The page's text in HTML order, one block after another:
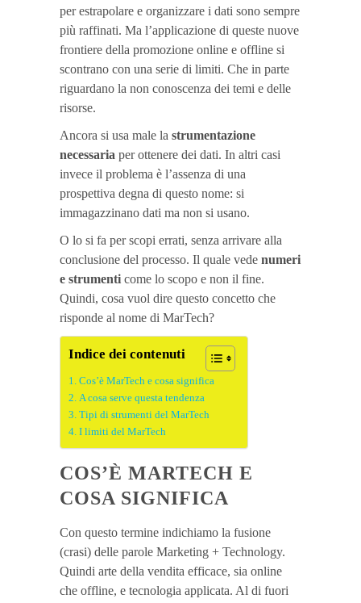
per estrapolare e organizzare i dati sono sempre
più raffinati. Ma l’applicazione di queste nuove
frontiere della promozione online e offline si
scontrano con una serie di limiti. Che in parte
riguardano la non conoscenza dei temi e delle
risorse.
Ancora si usa male la strumentazione
necessaria per ottenere dei dati. In altri casi
invece il problema è l’assenza di una
prospettiva degna di questo nome: si
immagazzinano dati ma non si usano.
O lo si fa per scopi errati, senza arrivare alla
conclusione del processo. Il quale vede numeri
e strumenti come lo scopo e non il fine.
Quindi, cosa vuol dire questo concetto che
risponde al nome di MarTech?
Indice dei contenuti
Cos’è MarTech e cosa significa
A cosa serve questa tendenza
Tipi di strumenti del MarTech
I limiti del MarTech
COS’È MARTECH E
COSA SIGNIFICA
Con questo termine indichiamo la fusione
(crasi) delle parole Marketing + Technology.
Quindi arte della vendita efficace, sia online
che offline, e tecnologia applicata. Al di fuori